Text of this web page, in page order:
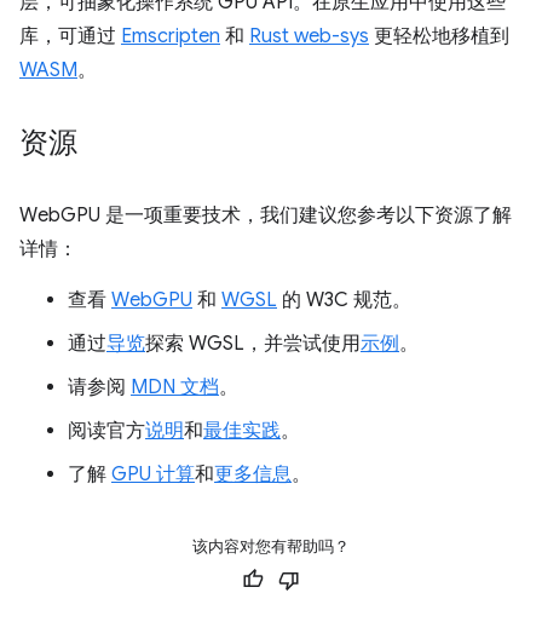
库，可通过 Emscripten 和 Rust web-sys 更轻松地移植到
WASM。
资源
WebGPU 是一项重要技术，我们建议您参考以下资源了解
详情：
查看 WebGPU 和 WGSL 的 W3C 规范。
通过导览探索 WGSL，并尝试使用示例。
请参阅 MDN 文档。
阅读官方说明和最佳实践。
了解 GPU 计算和更多信息。
该内容对您有帮助吗？